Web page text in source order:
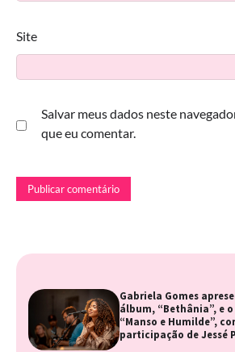
Site
Salvar meus dados neste
que eu comentar.
Gabriela Gomes
álbum, “Bethânia”, e
“Manso e Humilde”,
participação de Jessé